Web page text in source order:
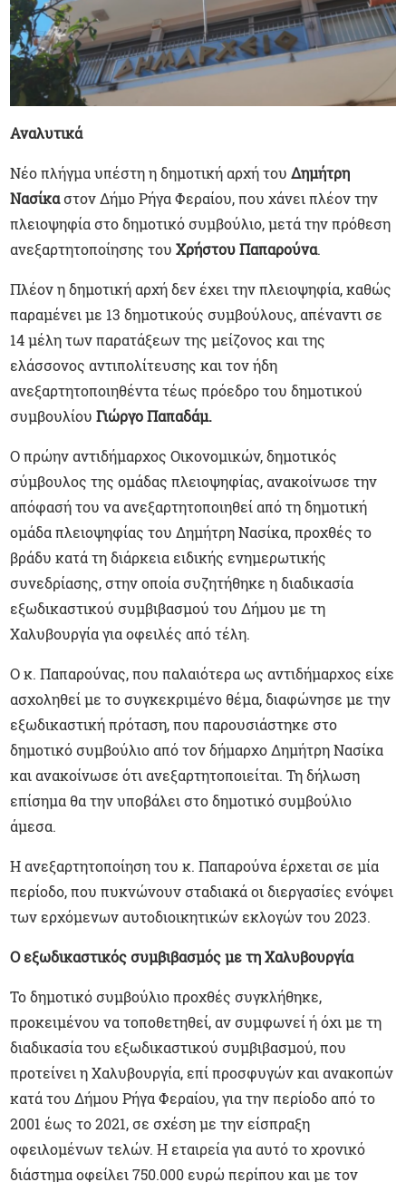
Αναλυτικά
Νέο πλήγμα υπέστη η δημοτική αρχή τουΔημήτρη
Νασίκαστον Δήμο Ρήγα Φεραίου, που χάνει πλέον την
πλειοψηφία στο δημοτικό συμβούλιο, μετά την πρόθεση
ανεξαρτητοποίησης τουΧρήστου Παπαρούνα.
Πλέον η δημοτική αρχή δεν έχει την πλειοψηφία, καθώς
παραμένει με 13 δημοτικούς συμβούλους, απέναντι σε
14 μέλη των παρατάξεων της μείζονος και της
ελάσσονος αντιπολίτευσης και τον ήδη
ανεξαρτητοποιηθέντα τέως πρόεδρο του δημοτικού
συμβουλίουΓιώργο Παπαδάμ.
Ο πρώην αντιδήμαρχος Οικονομικών, δημοτικός
σύμβουλος της ομάδας πλειοψηφίας, ανακοίνωσε την
απόφασή του να ανεξαρτητοποιηθεί από τη δημοτική
ομάδα πλειοψηφίας του Δημήτρη Νασίκα, προχθές το
βράδυ κατά τη διάρκεια ειδικής ενημερωτικής
συνεδρίασης, στην οποία συζητήθηκε η διαδικασία
εξωδικαστικού συμβιβασμού του Δήμου με τη
Χαλυβουργία για οφειλές από τέλη.
Ο κ. Παπαρούνας, που παλαιότερα ως αντιδήμαρχος είχε
ασχοληθεί με το συγκεκριμένο θέμα, διαφώνησε με την
εξωδικαστική πρόταση, που παρουσιάστηκε στο
δημοτικό συμβούλιο από τον δήμαρχο Δημήτρη Νασίκα
και ανακοίνωσε ότι ανεξαρτητοποιείται. Τη δήλωση
επίσημα θα την υποβάλει στο δημοτικό συμβούλιο
άμεσα.
Η ανεξαρτητοποίηση του κ. Παπαρούνα έρχεται σε μία
περίοδο, που πυκνώνουν σταδιακά οι διεργασίες ενόψει
των ερχόμενων αυτοδιοικητικών εκλογών του 2023.
Ο εξωδικαστικός συμβιβασμόςμε τη Χαλυβουργία
Το δημοτικό συμβούλιο προχθές συγκλήθηκε,
προκειμένου να τοποθετηθεί, αν συμφωνεί ή όχι με τη
διαδικασία του εξωδικαστικού συμβιβασμού, που
προτείνει η Χαλυβουργία, επί προσφυγών και ανακοπών
κατά του Δήμου Ρήγα Φεραίου, για την περίοδο από το
2001 έως το 2021, σε σχέση με την είσπραξη
οφειλομένων τελών. Η εταιρεία για αυτό το χρονικό
διάστημα οφείλει 750.000 ευρώ περίπου και με τον